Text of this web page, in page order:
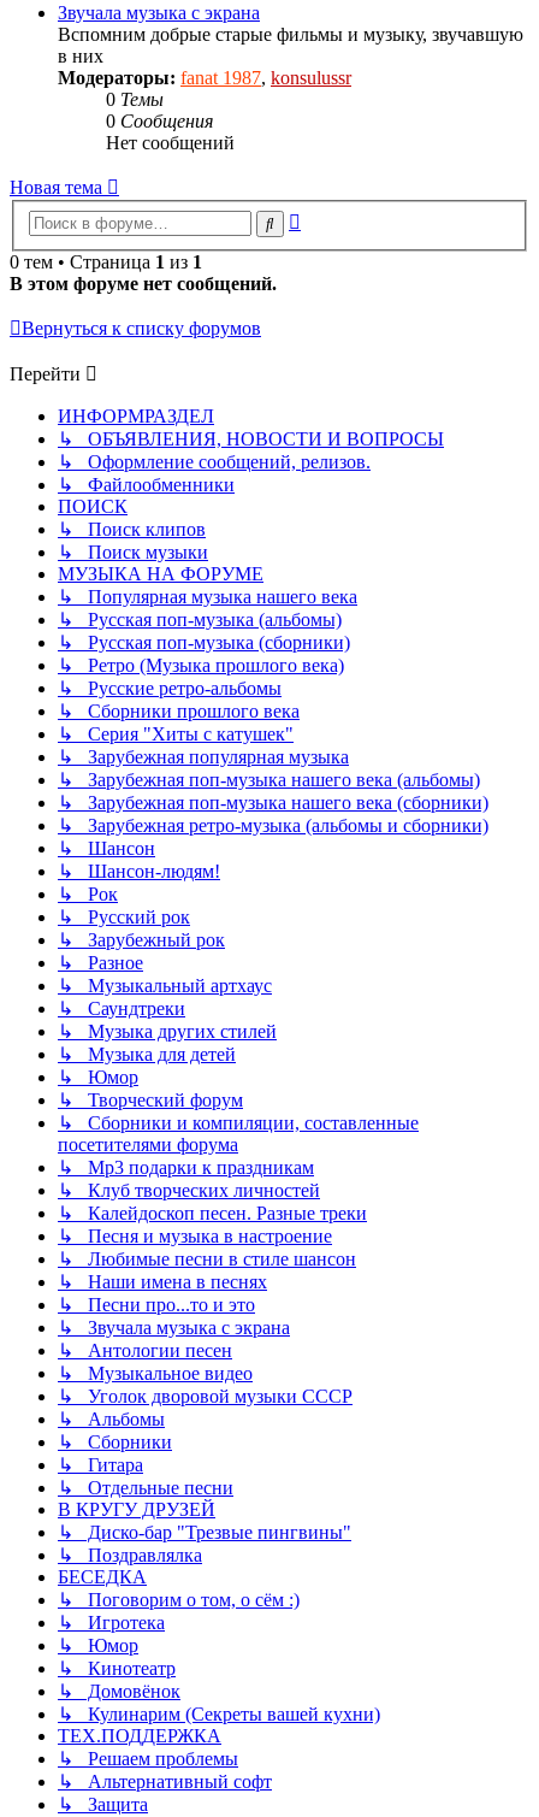
Звучала музыка с экрана
Вспомним добрые старые фильмы и музыку, звучавшую
в них
Модераторы: fanat 1987, konsulussr
0 Темы
0 Сообщения
Нет сообщений
Новая тема
Поиск
0 тем • Страница 1 из 1
В этом форуме нет сообщений.
Вернуться к списку форумов
Перейти
ИНФОРМРАЗДЕЛ
↳ ОБЪЯВЛЕНИЯ, НОВОСТИ И ВОПРОСЫ
↳ Оформление сообщений, релизов.
↳ Файлообменники
ПОИСК
↳ Поиск клипов
↳ Поиск музыки
МУЗЫКА НА ФОРУМЕ
↳ Популярная музыка нашего века
↳ Русская поп-музыка (альбомы)
↳ Русская поп-музыка (сборники)
↳ Ретро (Музыка прошлого века)
↳ Русские ретро-альбомы
↳ Сборники прошлого века
↳ Серия "Хиты с катушек"
↳ Зарубежная популярная музыка
↳ Зарубежная поп-музыка нашего века (альбомы)
↳ Зарубежная поп-музыка нашего века (сборники)
↳ Зарубежная ретро-музыка (альбомы и сборники)
↳ Шансон
↳ Шансон-людям!
↳ Рок
↳ Русский рок
↳ Зарубежный рок
↳ Разное
↳ Музыкальный артхаус
↳ Саундтреки
↳ Музыка других стилей
↳ Музыка для детей
↳ Юмор
↳ Творческий форум
↳ Сборники и компиляции, составленные
посетителями форума
↳ Mp3 подарки к праздникам
↳ Клуб творческих личностей
↳ Калейдоскоп песен. Разные треки
↳ Песня и музыка в настроение
↳ Любимые песни в стиле шансон
↳ Наши имена в песнях
↳ Песни про...то и это
↳ Звучала музыка с экрана
↳ Антологии песен
↳ Музыкальное видео
↳ Уголок дворовой музыки СССР
↳ Альбомы
↳ Сборники
↳ Гитара
↳ Отдельные песни
В КРУГУ ДРУЗЕЙ
↳ Диско-бар "Трезвые пингвины"
↳ Поздравлялка
БЕСЕДКА
↳ Поговорим о том, о сём :)
↳ Игротека
↳ Юмор
↳ Кинотеатр
↳ Домовёнок
↳ Кулинарим (Секреты вашей кухни)
ТЕХ.ПОДДЕРЖКА
↳ Решаем проблемы
↳ Альтернативный софт
↳ Защита